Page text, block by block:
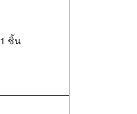
1 ชิ้น